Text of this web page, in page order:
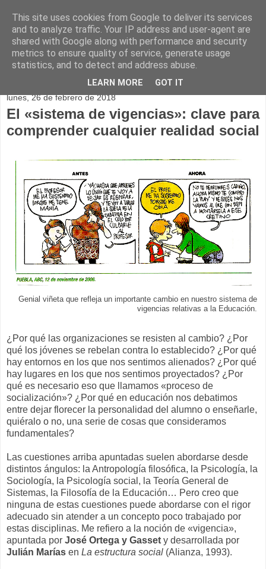
lunes, 26 de febrero de 2018
El «sistema de vigencias»: clave para
comprender cualquier realidad social
Genial viñeta que refleja un importante cambio en nuestro sistema de
vigencias relativas a la Educación.
¿Por qué las organizaciones se resisten al cambio? ¿Por
qué los jóvenes se rebelan contra lo establecido? ¿Por qué
hay entornos en los que nos sentimos alienados? ¿Por qué
hay lugares en los que nos sentimos proyectados? ¿Por
qué es necesario eso que llamamos «proceso de
socialización»? ¿Por qué en educación nos debatimos
entre dejar florecer la personalidad del alumno o enseñarle,
quiéralo o no, una serie de cosas que consideramos
fundamentales?
Las cuestiones arriba apuntadas suelen abordarse desde
distintos ángulos: la Antropología filosófica, la Psicología, la
Sociología, la Psicología social, la Teoría General de
Sistemas, la Filosofía de la Educación… Pero creo que
ninguna de estas cuestiones puede abordarse con el rigor
adecuado sin atender a un concepto poco trabajado por
estas disciplinas. Me refiero a la noción de «vigencia»,
apuntada por José Ortega y Gasset y desarrollada por
Julián Marías en La estructura social (Alianza, 1993).
This site uses cookies from Google to deliver its services
and to analyze traffic. Your IP address and user-agent are
shared with Google along with performance and security
metrics to ensure quality of service, generate usage
statistics, and to detect and address abuse.
LEARN MORE GOT IT